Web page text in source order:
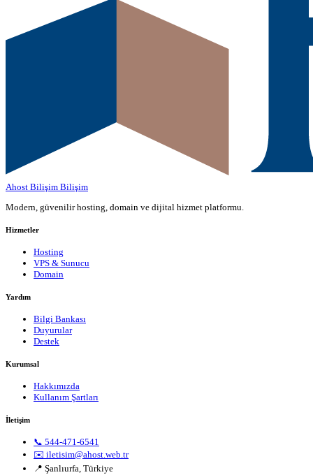
Ahost Bilişim Bilişim
Modern, güvenilir hosting, domain ve dijital hizmet platformu.
Hizmetler
Hosting
VPS & Sunucu
Domain
Yardım
Bilgi Bankası
Duyurular
Destek
Kurumsal
Hakkımızda
Kullanım Şartları
İletişim
📞 544-471-6541
✉️ iletisim@ahost.web.tr
📍 Şanlıurfa, Türkiye